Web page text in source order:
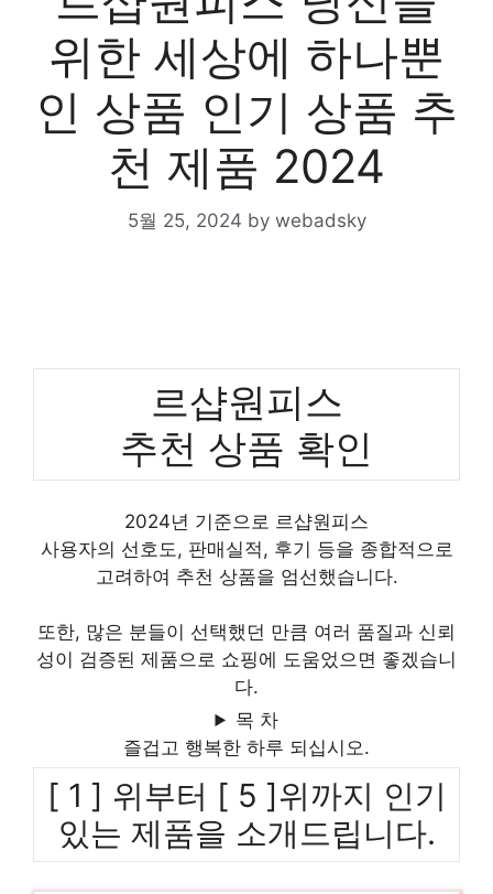
위한 세상에 하나뿐
인 상품 인기 상품 추
천 제품 2024
5월 25, 2024 by webadsky
르샵원피스
추천 상품 확인
2024년 기준으로 르샵원피스
사용자의 선호도, 판매실적, 후기 등을 종합적으로
고려하여 추천 상품을 엄선했습니다.
또한, 많은 분들이 선택했던 만큼 여러 품질과 신뢰
성이 검증된 제품으로 쇼핑에 도움었으면 좋겠습니
다.
목 차
즐겁고 행복한 하루 되십시오.
[ 1 ] 위부터 [ 5 ]위까지 인기
있는 제품을 소개드립니다.